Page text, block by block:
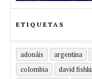
ETIQUETAS
adonáis argentina
colombia
david